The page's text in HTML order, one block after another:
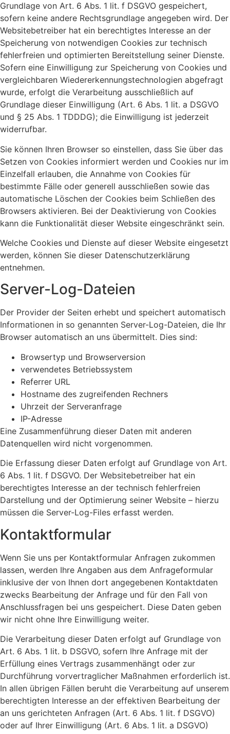
Grundlage von Art. 6 Abs. 1 lit. f DSGVO gespeichert,
sofern keine andere Rechtsgrundlage angegeben wird. Der
Websitebetreiber hat ein berechtigtes Interesse an der
Speicherung von notwendigen Cookies zur technisch
fehlerfreien und optimierten Bereitstellung seiner Dienste.
Sofern eine Einwilligung zur Speicherung von Cookies und
vergleichbaren Wiedererkennungstechnologien abgefragt
wurde, erfolgt die Verarbeitung ausschließlich auf
Grundlage dieser Einwilligung (Art. 6 Abs. 1 lit. a DSGVO
und § 25 Abs. 1 TDDDG); die Einwilligung ist jederzeit
widerrufbar.
Sie können Ihren Browser so einstellen, dass Sie über das
Setzen von Cookies informiert werden und Cookies nur im
Einzelfall erlauben, die Annahme von Cookies für
bestimmte Fälle oder generell ausschließen sowie das
automatische Löschen der Cookies beim Schließen des
Browsers aktivieren. Bei der Deaktivierung von Cookies
kann die Funktionalität dieser Website eingeschränkt sein.
Welche Cookies und Dienste auf dieser Website eingesetzt
werden, können Sie dieser Datenschutzerklärung
entnehmen.
Server-Log-Dateien
Der Provider der Seiten erhebt und speichert automatisch
Informationen in so genannten Server-Log-Dateien, die Ihr
Browser automatisch an uns übermittelt. Dies sind:
Browsertyp und Browserversion
verwendetes Betriebssystem
Referrer URL
Hostname des zugreifenden Rechners
Uhrzeit der Serveranfrage
IP-Adresse
Eine Zusammenführung dieser Daten mit anderen
Datenquellen wird nicht vorgenommen.
Die Erfassung dieser Daten erfolgt auf Grundlage von Art.
6 Abs. 1 lit. f DSGVO. Der Websitebetreiber hat ein
berechtigtes Interesse an der technisch fehlerfreien
Darstellung und der Optimierung seiner Website – hierzu
müssen die Server-Log-Files erfasst werden.
Kontaktformular
Wenn Sie uns per Kontaktformular Anfragen zukommen
lassen, werden Ihre Angaben aus dem Anfrageformular
inklusive der von Ihnen dort angegebenen Kontaktdaten
zwecks Bearbeitung der Anfrage und für den Fall von
Anschlussfragen bei uns gespeichert. Diese Daten geben
wir nicht ohne Ihre Einwilligung weiter.
Die Verarbeitung dieser Daten erfolgt auf Grundlage von
Art. 6 Abs. 1 lit. b DSGVO, sofern Ihre Anfrage mit der
Erfüllung eines Vertrags zusammenhängt oder zur
Durchführung vorvertraglicher Maßnahmen erforderlich ist.
In allen übrigen Fällen beruht die Verarbeitung auf unserem
berechtigten Interesse an der effektiven Bearbeitung der
an uns gerichteten Anfragen (Art. 6 Abs. 1 lit. f DSGVO)
oder auf Ihrer Einwilligung (Art. 6 Abs. 1 lit. a DSGVO)